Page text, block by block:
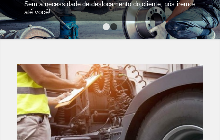
Sem a necessidade de deslocamento do cliente, nós iremos
até você!
1 2